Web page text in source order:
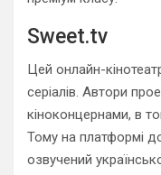
Sweet.tv
Цей онлайн-
серіалів. Автори
кіноконцернами, в
Тому на платформі
озвучений